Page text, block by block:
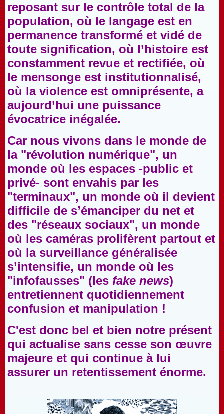
reposant sur le contrôle total de la
population, où le langage est en
permanence transformé et vidé de
toute signification, où l’histoire est
constamment revue et rectifiée, où
le mensonge est institutionnalisé,
où la violence est omniprésente, a
aujourd’hui une puissance
évocatrice inégalée.
Car nous vivons dans le monde de
la "révolution numérique", un
monde où les espaces -public et
privé- sont envahis par les
"terminaux", un monde où il devient
difficile de s’émanciper du net et
des "réseaux sociaux", un monde
où les caméras prolifèrent partout et
où la surveillance généralisée
s’intensifie, un monde où les
"infofausses" (les fake news)
entretiennent quotidiennement
confusion et manipulation !
C'est donc bel et bien notre présent
qui actualise sans cesse son œuvre
majeure et qui continue à lui
assurer un retentissement énorme.